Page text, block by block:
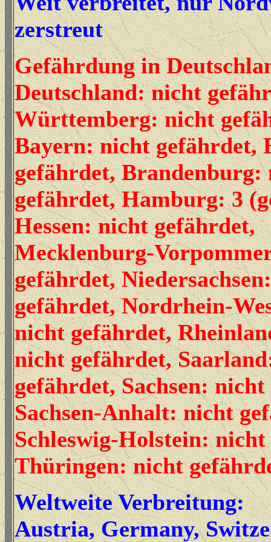
zerstreut
Gefährdung in
Deutschland: nicht
Württemberg: nicht
Bayern: nicht gefährdet,
gefährdet, Brandenburg:
gefährdet, Hamburg: 3
Hessen: nicht gefährdet,
Mecklenburg-
gefährdet,
gefährdet, Nordrhein-
nicht gefährdet,
nicht gefährdet,
gefährdet, Sachsen:
Sachsen-Anhalt: nicht
Schleswig-Holstein:
Thüringen: nicht
Weltweite Verbreitung:
Austria, Germany,